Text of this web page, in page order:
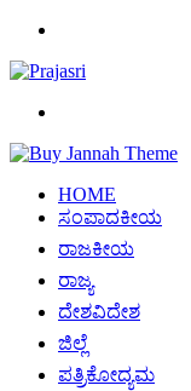
HOME
ಸಂಪಾದಕೀಯ
ರಾಜಕೀಯ
ರಾಜ್ಯ
ದೇಶವಿದೇಶ
ಜಿಲ್ಲೆ
ಪತ್ರಿಕೋದ್ಯಮ